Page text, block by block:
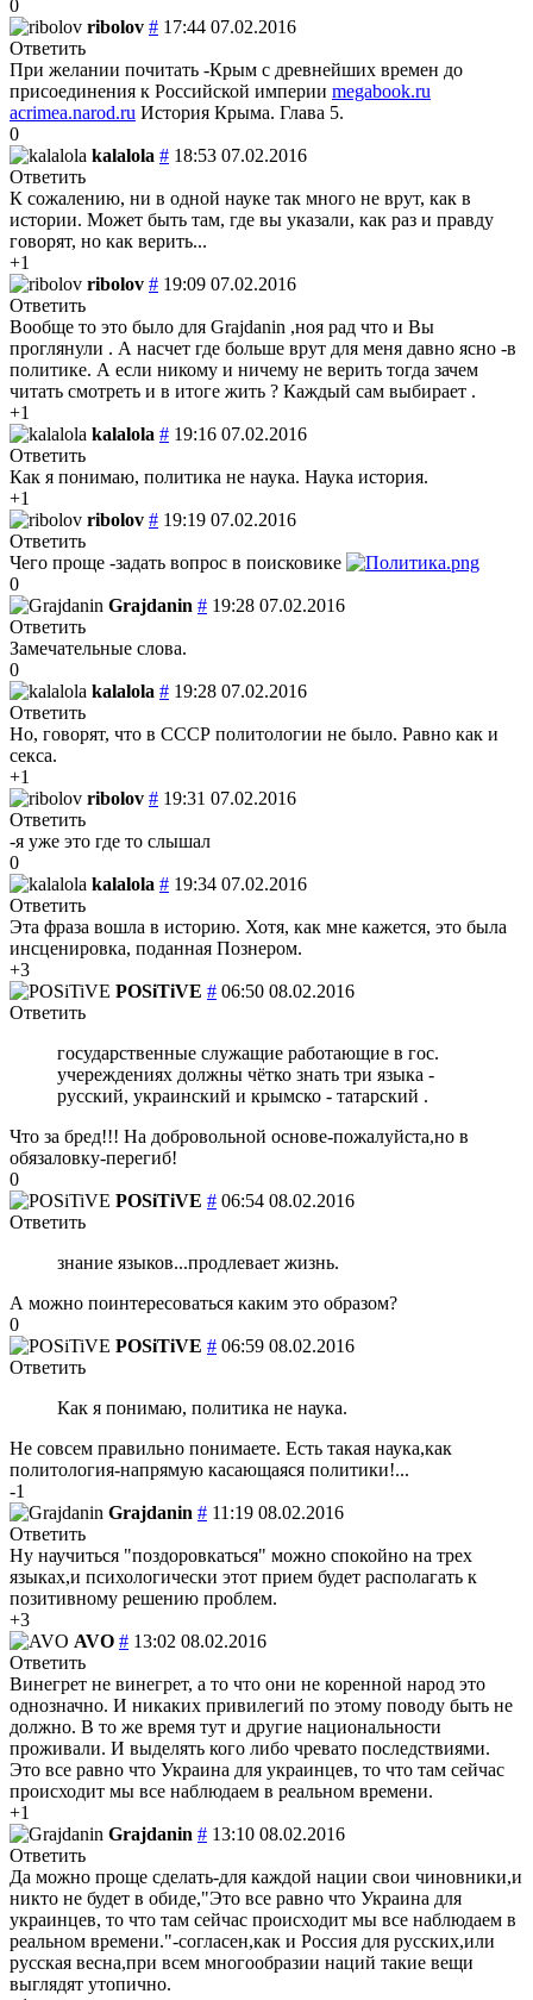
0
ribolov # 17:44 07.02.2016
Ответить
При желании почитать -Крым с древнейших времен до
присоединения к Российской империи megabook.ru
acrimea.narod.ru История Крыма. Глава 5.
0
kalalola # 18:53 07.02.2016
Ответить
К сожалению, ни в одной науке так много не врут, как в
истории. Может быть там, где вы указали, как раз и правду
говорят, но как верить...
+1
ribolov # 19:09 07.02.2016
Ответить
Вообще то это было для Grajdanin ,ноя рад что и Вы
проглянули . А насчет где больше врут для меня давно ясно -в
политике. А если никому и ничему не верить тогда зачем
читать смотреть и в итоге жить ? Каждый сам выбирает .
+1
kalalola # 19:16 07.02.2016
Ответить
Как я понимаю, политика не наука. Наука история.
+1
ribolov # 19:19 07.02.2016
Ответить
Чего проще -задать вопрос в поисковике
0
Grajdanin # 19:28 07.02.2016
Ответить
Замечательные слова.
0
kalalola # 19:28 07.02.2016
Ответить
Но, говорят, что в СССР политологии не было. Равно как и
секса.
+1
ribolov # 19:31 07.02.2016
Ответить
-я уже это где то слышал
0
kalalola # 19:34 07.02.2016
Ответить
Эта фраза вошла в историю. Хотя, как мне кажется, это была
инсценировка, поданная Познером.
+3
POSiTiVE # 06:50 08.02.2016
Ответить
государственные служащие работающие в гос.
учереждениях должны чётко знать три языка -
русский, украинский и крымско - татарский .
Что за бред!!! На добровольной основе-пожалуйста,но в
обязаловку-перегиб!
0
POSiTiVE # 06:54 08.02.2016
Ответить
знание языков...продлевает жизнь.
А можно поинтересоваться каким это образом?
0
POSiTiVE # 06:59 08.02.2016
Ответить
Как я понимаю, политика не наука.
Не совсем правильно понимаете. Есть такая наука,как
политология-напрямую касающаяся политики!...
-1
Grajdanin # 11:19 08.02.2016
Ответить
Ну научиться "поздоровкаться" можно спокойно на трех
языках,и психологически этот прием будет располагать к
позитивному решению проблем.
+3
AVO # 13:02 08.02.2016
Ответить
Винегрет не винегрет, а то что они не коренной народ это
однозначно. И никаких привилегий по этому поводу быть не
должно. В то же время тут и другие национальности
проживали. И выделять кого либо чревато последствиями.
Это все равно что Украина для украинцев, то что там сейчас
происходит мы все наблюдаем в реальном времени.
+1
Grajdanin # 13:10 08.02.2016
Ответить
Да можно проще сделать-для каждой нации свои чиновники,и
никто не будет в обиде,"Это все равно что Украина для
украинцев, то что там сейчас происходит мы все наблюдаем в
реальном времени."-согласен,как и Россия для русских,или
русская весна,при всем многообразии наций такие вещи
выглядят утопично.